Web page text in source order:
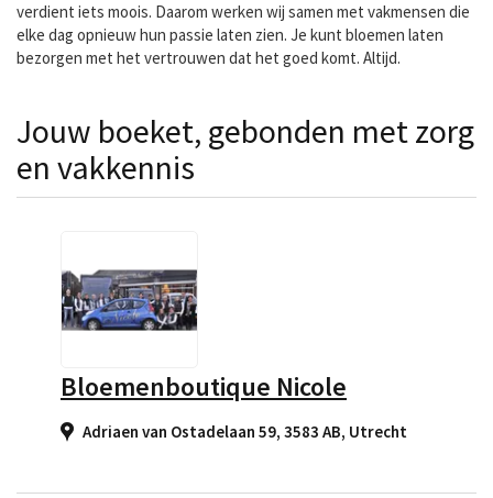
verdient iets moois. Daarom werken wij samen met vakmensen die
elke dag opnieuw hun passie laten zien. Je kunt bloemen laten
bezorgen met het vertrouwen dat het goed komt. Altijd.
Jouw boeket, gebonden met zorg
en vakkennis
Bloemenboutique Nicole
Adriaen van Ostadelaan 59, 3583 AB, Utrecht